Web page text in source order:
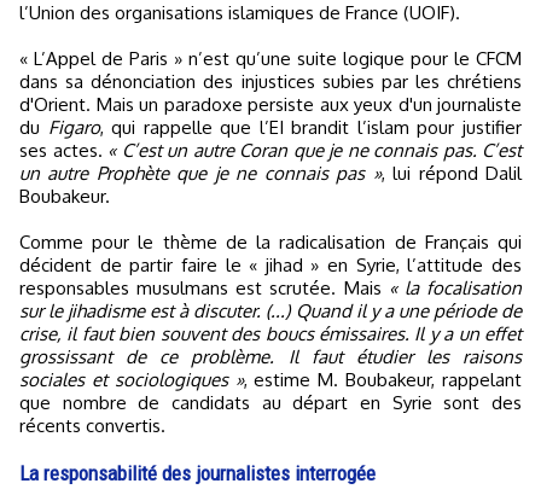
l’Union des organisations islamiques de France (UOIF).
« L’Appel de Paris » n’est qu’une suite logique pour le CFCM
dans sa dénonciation des injustices subies par les chrétiens
d'Orient. Mais un paradoxe persiste aux yeux d'un journaliste
du Figaro, qui rappelle que l’EI brandit l’islam pour justifier
ses actes. « C’est un autre Coran que je ne connais pas. C’est
un autre Prophète que je ne connais pas », lui répond Dalil
Boubakeur.
Comme pour le thème de la radicalisation de Français qui
décident de partir faire le « jihad » en Syrie, l’attitude des
responsables musulmans est scrutée. Mais « la focalisation
sur le jihadisme est à discuter. (...) Quand il y a une période de
crise, il faut bien souvent des boucs émissaires. Il y a un effet
grossissant de ce problème. Il faut étudier les raisons
sociales et sociologiques », estime M. Boubakeur, rappelant
que nombre de candidats au départ en Syrie sont des
récents convertis.
La responsabilité des journalistes interrogée